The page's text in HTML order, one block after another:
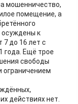
мошенничество,
помещение, а
осуждены к
до 16 лет с
года. Ещё трое
свободы
ограничением
действиях нет.